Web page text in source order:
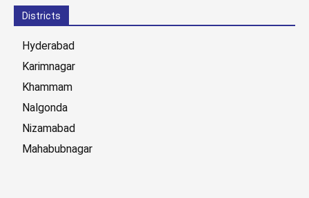
Districts
Hyderabad
Karimnagar
Khammam
Nalgonda
Nizamabad
Mahabubnagar